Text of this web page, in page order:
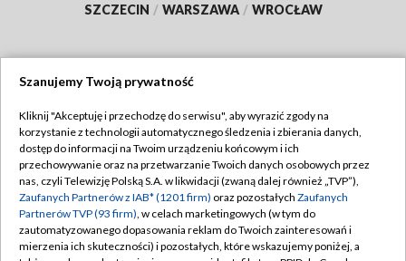
SZCZECIN / WARSZAWA / WROCŁAW
TVP
Abonament TVP
Emisja w TVP
Centrum informacji TVP
Naziemna Telewizja Cyfrowa
Regulamin TVP
Polityka prywatności
Moje zgody
Pomoc
Szanujemy Twoją prywatność
Kliknij "Akceptuję i przechodzę do serwisu", aby wyrazić zgody na
korzystanie z technologii automatycznego śledzenia i zbierania danych,
dostęp do informacji na Twoim urządzeniu końcowym i ich
przechowywanie oraz na przetwarzanie Twoich danych osobowych przez
nas, czyli Telewizję Polską S.A. w likwidacji (zwaną dalej również „TVP”),
Zaufanych Partnerów z IAB* (1201 firm) oraz pozostałych Zaufanych
Partnerów TVP (93 firm), w celach marketingowych (w tym do
zautomatyzowanego dopasowania reklam do Twoich zainteresowań i
mierzenia ich skuteczności) i pozostałych, które wskazujemy poniżej, a